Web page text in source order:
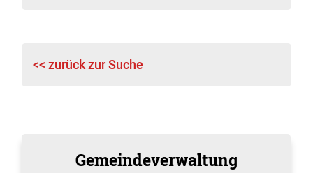
<< zurück zur Suche
Gemeindeverwaltung